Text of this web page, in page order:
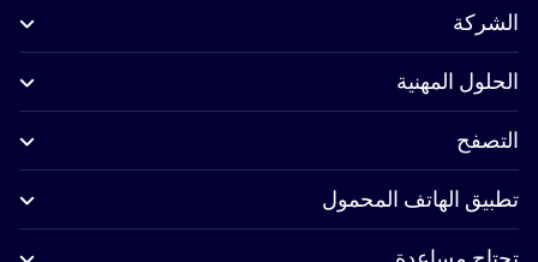
الشركة
الحلول المهنية
التصفح
تطبيق الهاتف المحمول